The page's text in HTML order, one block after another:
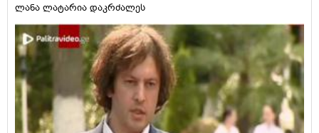
ლანა ლატარია დაკრძალეს